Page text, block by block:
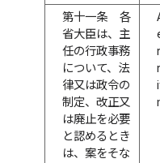
第十一条
各
省大臣は、主
任の行政事務
について、法
律又は政令の
制定、改正又
は廃止を必要
と認めるとき
は、案をそな